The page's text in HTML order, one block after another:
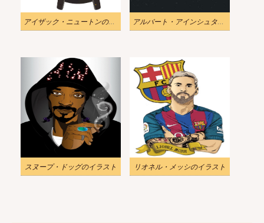
アイザック・ニュートンのイラスト アルバート・アインシュタインのイラスト
スヌープ・ドッグのイラスト リオネル・メッシのイラスト